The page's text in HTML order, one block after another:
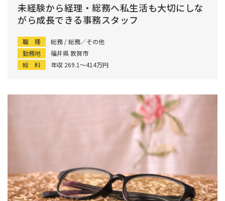
未経験から経理・総務へ私生活も大切にしな
がら成長できる事務スタッフ
職 種
総務 / 総務／その他
勤務地
福井県 敦賀市
給 料
年収 269.1〜414万円